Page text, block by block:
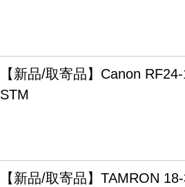
【新品/取寄品】Canon
STM
【新品/取寄品】TAMRON